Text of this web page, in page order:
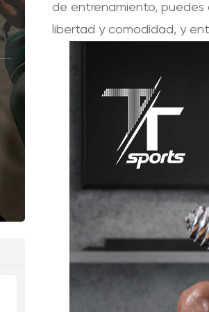
de entrenamiento, puedes
libertad y comodidad, y